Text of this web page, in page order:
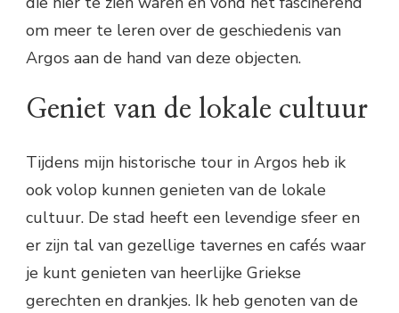
om meer te leren over de geschiedenis van
Argos aan de hand van deze objecten.
Geniet van de lokale cultuur
Tijdens mijn historische tour in Argos heb ik
ook volop kunnen genieten van de lokale
cultuur. De stad heeft een levendige sfeer en
er zijn tal van gezellige tavernes en cafés waar
je kunt genieten van heerlijke Griekse
gerechten en drankjes. Ik heb genoten van de